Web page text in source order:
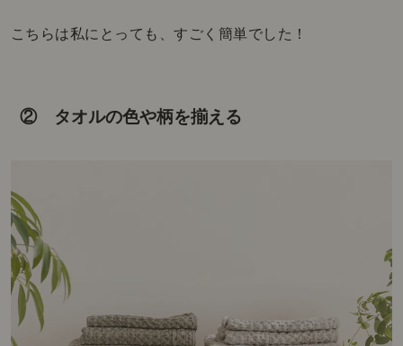
こちらは私にとっても、すごく簡単でした！
② タオルの色や柄を揃える